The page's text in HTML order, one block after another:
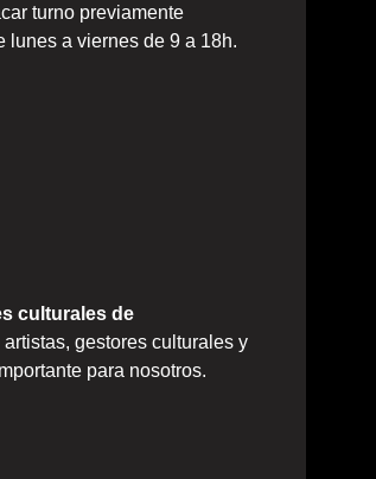
turno previamente
lunes a viernes de 9 a 18h.
culturales de
artistas, gestores culturales y
para nosotros.